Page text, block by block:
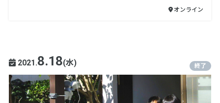
オンライン
2021.8.18(水) 終了